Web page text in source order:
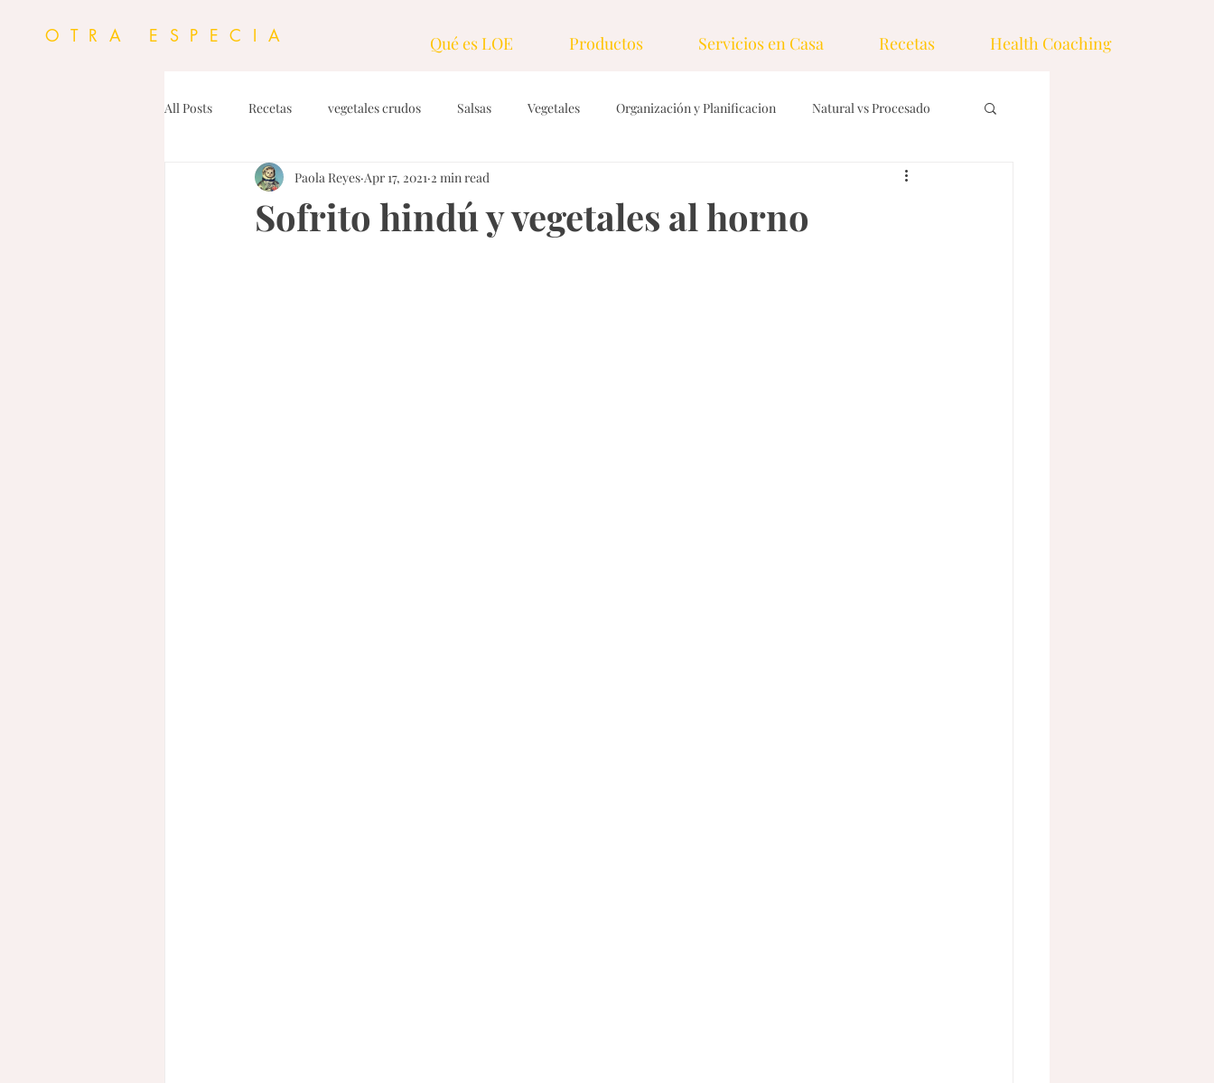
OTRA ESPECIA Qué es LOE Productos Servicios en Casa Recetas Health Coaching
All Posts Recetas vegetales crudos Salsas Vegetales Organización y Planificacion Natural vs Procesado
Proteinas Dressings & Vinagretas Ingredientes
Sofrito hindú y vegetales al horno
Paola Reyes Apr 17, 2021 2 min read